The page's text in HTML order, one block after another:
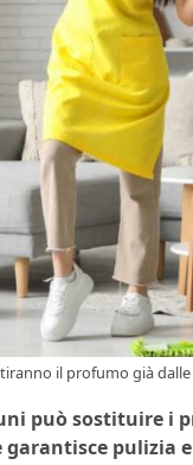
il profumo già dalle
può sostituire i
pulizia